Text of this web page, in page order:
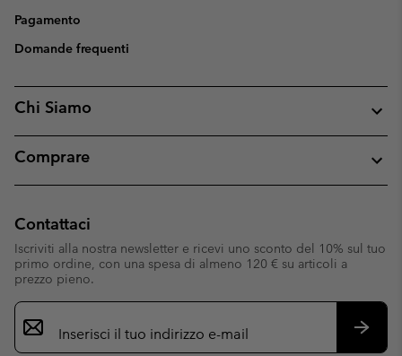
Pagamento
Domande frequenti
Chi Siamo
Comprare
Contattaci
Iscriviti alla nostra newsletter e ricevi uno sconto del 10% sul tuo
primo ordine, con una spesa di almeno 120 € su articoli a
prezzo pieno.
Iscrizione
e-
mail